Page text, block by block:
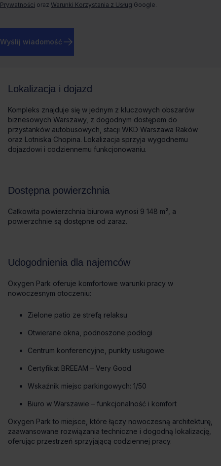
Oxygen Park to nowoczesny kompleks biurowy klasy „A”,
B oferuje komfortową przestrzeń w dobrze skomunikowanej
części stolicy, w bezpośrednim sąsiedztwie Alei
Jerozolimskich.
Lokalizacja i dojazd
Kompleks znajduje się w jednym z kluczowych obszarów
biznesowych Warszawy, z dogodnym dostępem do
przystanków autobusowych, stacji WKD Warszawa Raków
oraz Lotniska Chopina. Lokalizacja sprzyja wygodnemu
dojazdowi i codziennemu funkcjonowaniu.
Dostępna powierzchnia
Całkowita powierzchnia biurowa wynosi 9 148 m², a
powierzchnie są dostępne od zaraz.
Udogodnienia dla najemców
Oxygen Park oferuje komfortowe warunki pracy w
nowoczesnym otoczeniu:
Zielone patio ze strefą relaksu
Otwierane okna, podnoszone podłogi
Centrum konferencyjne, punkty usługowe
Certyfikat BREEAM – Very Good
Wskaźnik miejsc parkingowych: 1/50
Biuro w Warszawie – funkcjonalność i komfort
Oxygen Park to miejsce, które łączy nowoczesną architekturę,
zaawansowane rozwiązania techniczne i dogodną lokalizację,
oferując przestrzeń sprzyjającą codziennej pracy.
Prywatności oraz Warunki Korzystania z Usług Google.
Wyślij wiadomość